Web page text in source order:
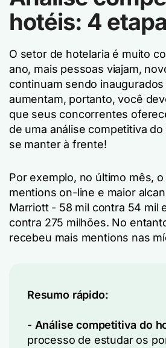
hotéis: 4
O setor de hotelaria é muito
ano, mais pessoas viajam,
continuam sendo
aumentam, portanto, você
que seus concorrentes
de uma análise competitiva
se manter à frente!
Por exemplo, no último mês,
mentions on-line e maior
Marriott - 58 mil contra 54 mil
contra 275 milhões. No
recebeu mais mentions nas
Resumo rápido:
- Análise competitiva do
processo de estudar os